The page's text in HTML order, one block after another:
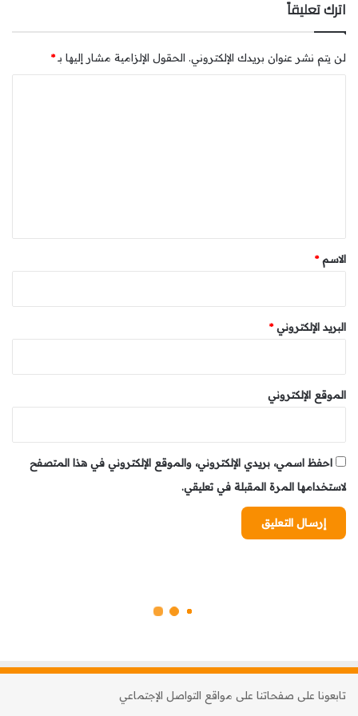
اترك تعليقاً
لن يتم نشر عنوان بريدك الإلكتروني. الحقول الإلزامية مشار إليها بـ*
*
الاسم*
البريد الإلكتروني*
الموقع الإلكتروني
احفظ اسمي، بريدي الإلكتروني، والموقع الإلكتروني في هذا المتصفح
لاستخدامها المرة المقبلة في تعليقي.
تابعونا على صفحاتنا على مواقع التواصل الإجتماعي